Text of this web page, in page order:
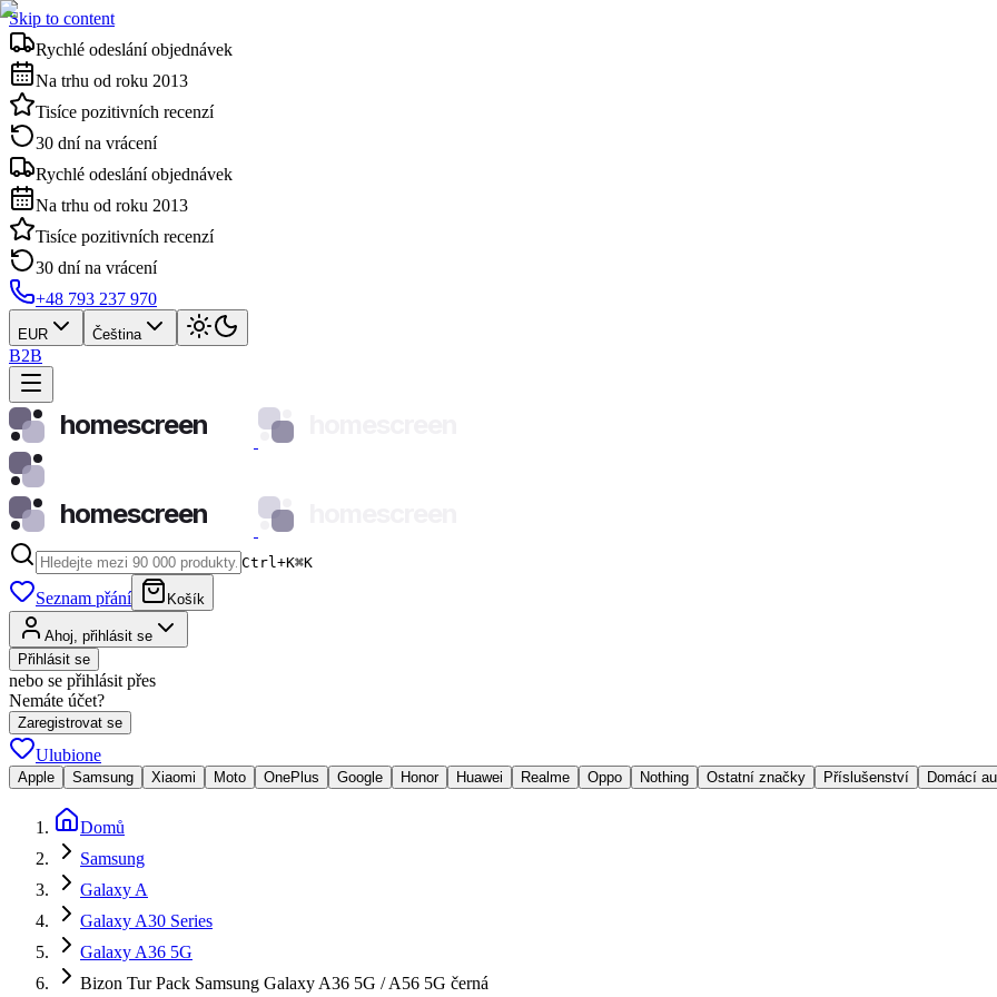
Skip to content
Rychlé odeslání objednávek
Na trhu od roku 2013
Tisíce pozitivních recenzí
30 dní na vrácení
Rychlé odeslání objednávek
Na trhu od roku 2013
Tisíce pozitivních recenzí
30 dní na vrácení
+48 793 237 970
EUR Čeština
B2B
homescreen
homescreen
Ctrl+K⌘K
Seznam přání Košík
Ahoj, přihlásit se
Přihlásit se
nebo se přihlásit přes
Nemáte účet?
Zaregistrovat se
Ulubione
Apple Samsung Xiaomi Moto OnePlus Google Honor Huawei Realme Oppo Nothing Ostatní značky Příslušenství Domácí
Domů
Samsung
Galaxy A
Galaxy A30 Series
Galaxy A36 5G
Bizon Tur Pack Samsung Galaxy A36 5G / A56 5G černá